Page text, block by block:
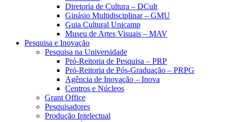
Diretoria de Cultura – DCult
Ginásio Multidisciplinar – GMU
Guia Cultural Unicamp
Museu de Artes Visuais – MAV
Pesquisa e Inovação
Pesquisa na Universidade
Pró-Reitoria de Pesquisa – PRP
Pró-Reitoria de Pós-Graduação – PRPG
Agência de Inovação – Inova
Centros e Núcleos
Grant Office
Pesquisadores
Produção Intelectual